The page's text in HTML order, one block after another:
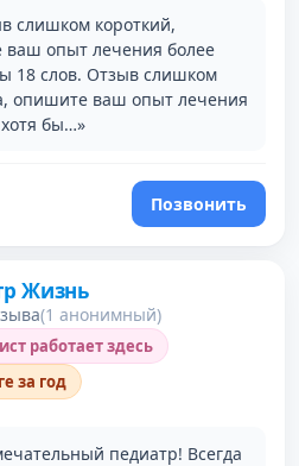
слишком короткий,
ваш опыт лечения более
18 слов. Отзыв слишком
опишите ваш опыт лечения
бы…»
Позвонить
Жизнь
(1 анонимный)
работает здесь
за год
педиатр! Всегда